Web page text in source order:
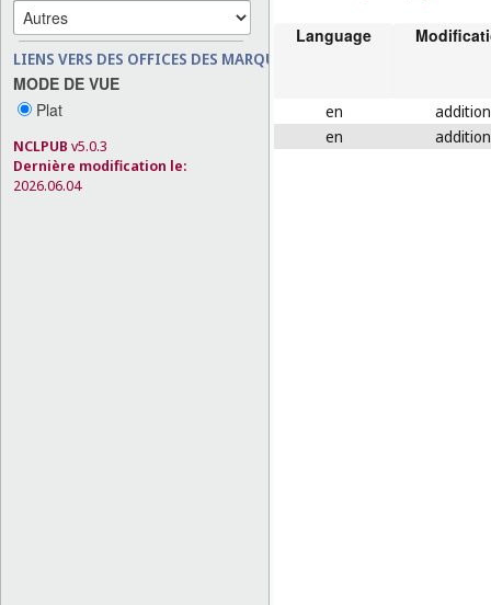
LIENS VERS DES OFFICES DES MARQUES
MODE DE VUE
Plat
NCLPUB v5.0.3
Dernière modification le:
2026.06.04
Language
en
addition
en
addition